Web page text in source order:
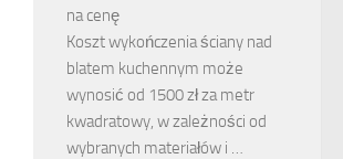
na cenę
Koszt wykończenia ściany nad
blatem kuchennym może
wynosić od 1500 zł za metr
kwadratowy, w zależności od
wybranych materiałów i …